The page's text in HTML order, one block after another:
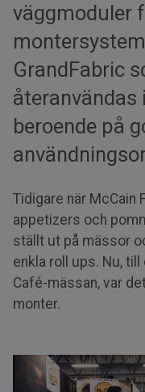
väggmoduler
GrandFabric
återanvändas
beroende på
Tidigare när McCain
appetizers och
ställt ut på mässor
enkla roll ups. Nu,
Café-mässan, var
monter.